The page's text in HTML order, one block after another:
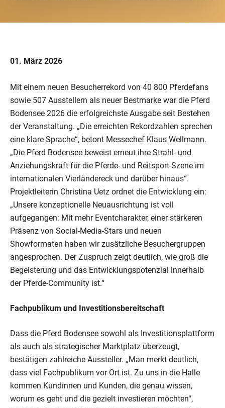
01. März 2026
Mit einem neuen Besucherrekord von 40 800 Pferdefans
sowie 507 Ausstellern als neuer Bestmarke war die Pferd
Bodensee 2026 die erfolgreichste Ausgabe seit Bestehen
der Veranstaltung. „Die erreichten Rekordzahlen sprechen
eine klare Sprache“, betont Messechef Klaus Wellmann.
„Die Pferd Bodensee beweist erneut ihre Strahl- und
Anziehungskraft für die Pferde- und Reitsport-Szene im
internationalen Vierländereck und darüber hinaus“.
Projektleiterin Christina Uetz ordnet die Entwicklung ein:
„Unsere konzeptionelle Neuausrichtung ist voll
aufgegangen: Mit mehr Eventcharakter, einer stärkeren
Präsenz von Social-Media-Stars und neuen
Showformaten haben wir zusätzliche Besuchergruppen
angesprochen. Der Zuspruch zeigt deutlich, wie groß die
Begeisterung und das Entwicklungspotenzial innerhalb
der Pferde-Community ist.“
Fachpublikum und Investitionsbereitschaft
Dass die Pferd Bodensee sowohl als Investitionsplattform
als auch als strategischer Marktplatz überzeugt,
bestätigen zahlreiche Aussteller. „Man merkt deutlich,
dass viel Fachpublikum vor Ort ist. Zu uns in die Halle
kommen Kundinnen und Kunden, die genau wissen,
worum es geht und die gezielt investieren möchten“,